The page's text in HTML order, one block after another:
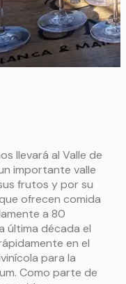
llevará al Valle de
importante valle
frutos y por su
ofrecen comida
a 80
última década el
en el
para la
Como parte de